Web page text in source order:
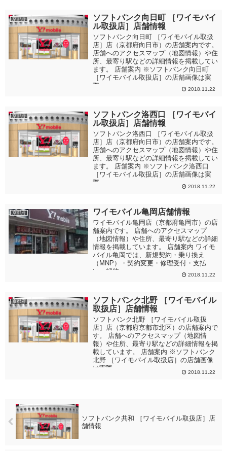
京都府
ソフトバンク向日町 ［ワイモバイ
ル取扱店］店舗情報
ソフトバンク向日町 ［ワイモバイル取扱
店］店（京都府向日市）の店舗案内です。
店舗へのアクセスマップ（地図情報）や住
所、最寄り駅などの詳細情報を掲載してい
ます。 店舗案内 ※ソフトバンク向日町
［ワイモバイル取扱店］の店舗画像は実
際...
2018.11.22
京都府
ソフトバンク洛西口 ［ワイモバイ
ル取扱店］店舗情報
ソフトバンク洛西口 ［ワイモバイル取扱
店］店（京都府向日市）の店舗案内です。
店舗へのアクセスマップ（地図情報）や住
所、最寄り駅などの詳細情報を掲載してい
ます。 店舗案内 ※ソフトバンク洛西口
［ワイモバイル取扱店］の店舗画像は実
際...
2018.11.22
京都府 ワイモバイル亀岡店舗情報
ワイモバイル亀岡店（京都府亀岡市）の店
舗案内です。 店舗へのアクセスマップ
（地図情報）や住所、最寄り駅などの詳細
情報を掲載しています。 店舗案内 ワイモ
バイル亀岡では、新規契約・乗り換え
（MNP）・契約変更・修理受付・支払
い・解約...
2018.11.22
京都府
ソフトバンク北野 ［ワイモバイル
取扱店］店舗情報
ソフトバンク北野 ［ワイモバイル取扱
店］店（京都府京都市北区）の店舗案内で
す。 店舗へのアクセスマップ（地図情
報）や住所、最寄り駅などの詳細情報を掲
載しています。 店舗案内 ※ソフトバンク
北野 ［ワイモバイル取扱店］の店舗画像
は実際...
2018.11.22
ソフトバンク共和 ［ワイモバイル取扱店］店
舗情報